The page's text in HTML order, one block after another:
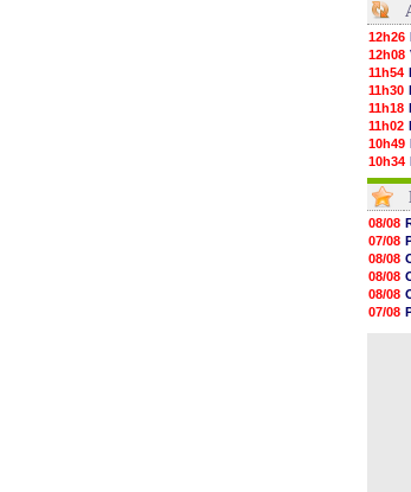
12h26
12h08
11h54
11h30
11h18
11h02
10h49
10h34
10h16
10h00
09h48
09h25
09h10
08h52
08/08
08/08
08/08
08/08
07/08
08/08
08/08
08/08
07/08